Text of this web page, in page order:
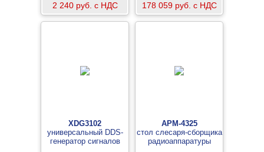
2 240 руб. с НДС 178 059 руб. с НДС
XDG3102
универсальный DDS-
генератор сигналов
АРМ-4325
стол слесаря-сборщика
радиоаппаратуры